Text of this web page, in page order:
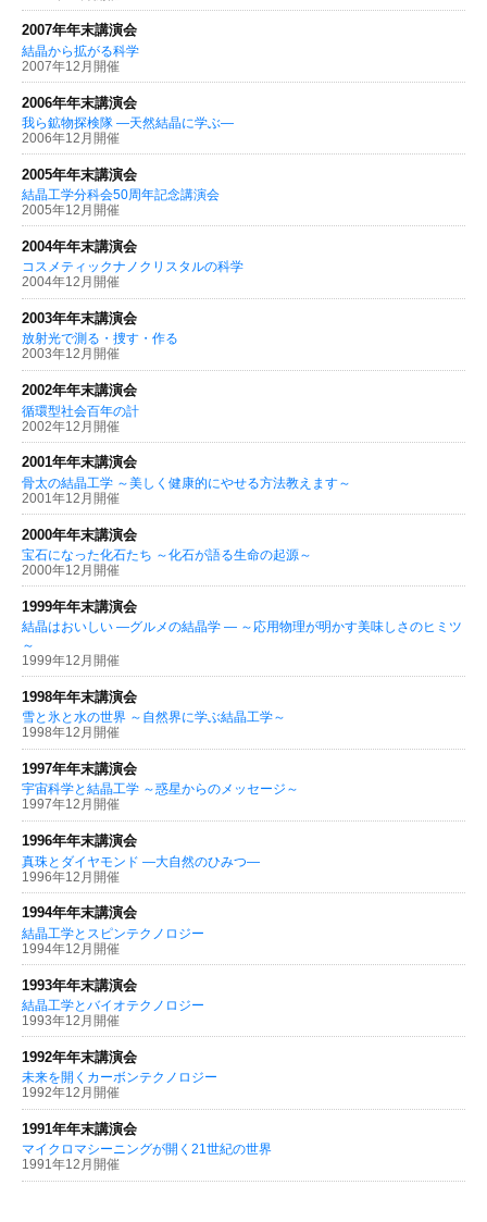
2007年年末講演会
結晶から拡がる科学
2007年12月開催
2006年年末講演会
我ら鉱物探検隊 —天然結晶に学ぶ—
2006年12月開催
2005年年末講演会
結晶工学分科会50周年記念講演会
2005年12月開催
2004年年末講演会
コスメティックナノクリスタルの科学
2004年12月開催
2003年年末講演会
放射光で測る・捜す・作る
2003年12月開催
2002年年末講演会
循環型社会百年の計
2002年12月開催
2001年年末講演会
骨太の結晶工学 ～美しく健康的にやせる方法教えます～
2001年12月開催
2000年年末講演会
宝石になった化石たち ～化石が語る生命の起源～
2000年12月開催
1999年年末講演会
結晶はおいしい —グルメの結晶学 — ～応用物理が明かす美味しさのヒミツ
～
1999年12月開催
1998年年末講演会
雪と氷と水の世界 ～自然界に学ぶ結晶工学～
1998年12月開催
1997年年末講演会
宇宙科学と結晶工学 ～惑星からのメッセージ～
1997年12月開催
1996年年末講演会
真珠とダイヤモンド —大自然のひみつ—
1996年12月開催
1994年年末講演会
結晶工学とスピンテクノロジー
1994年12月開催
1993年年末講演会
結晶工学とバイオテクノロジー
1993年12月開催
1992年年末講演会
未来を開くカーボンテクノロジー
1992年12月開催
1991年年末講演会
マイクロマシーニングが開く21世紀の世界
1991年12月開催